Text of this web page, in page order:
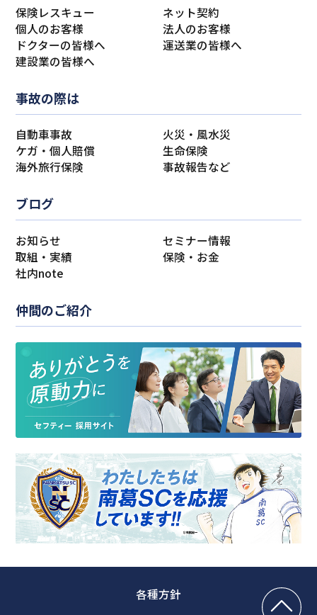
保険レスキュー
ネット契約
個人のお客様
法人のお客様
ドクターの皆様へ
運送業の皆様へ
建設業の皆様へ
事故の際は
自動車事故
火災・風水災
ケガ・個人賠償
生命保険
海外旅行保険
事故報告など
ブログ
お知らせ
セミナー情報
取組・実績
保険・お金
社内note
仲間のご紹介
各種方針